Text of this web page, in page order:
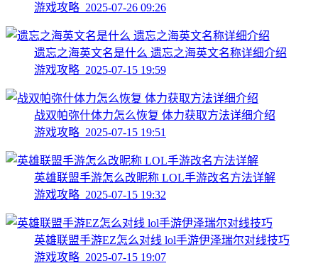
游戏攻略 2025-07-26 09:26
遗忘之海英文名是什么 遗忘之海英文名称详细介绍
游戏攻略 2025-07-15 19:59
战双帕弥什体力怎么恢复 体力获取方法详细介绍
游戏攻略 2025-07-15 19:51
英雄联盟手游怎么改昵称 LOL手游改名方法详解
游戏攻略 2025-07-15 19:32
英雄联盟手游EZ怎么对线 lol手游伊泽瑞尔对线技巧
游戏攻略 2025-07-15 19:07